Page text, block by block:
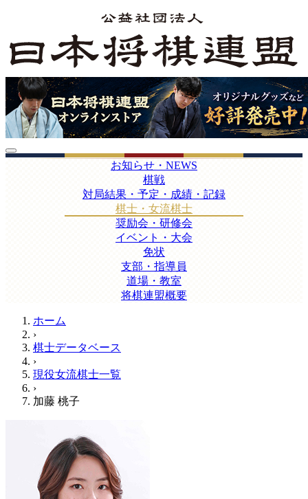
お知らせ・NEWS
棋戦
対局結果・予定・成績・記録
棋士・女流棋士
奨励会・研修会
イベント・大会
免状
支部・指導員
道場・教室
将棋連盟概要
ホーム
›
棋士データベース
›
現役女流棋士一覧
›
加藤 桃子